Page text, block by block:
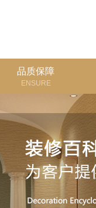
品质保障
ENSURE